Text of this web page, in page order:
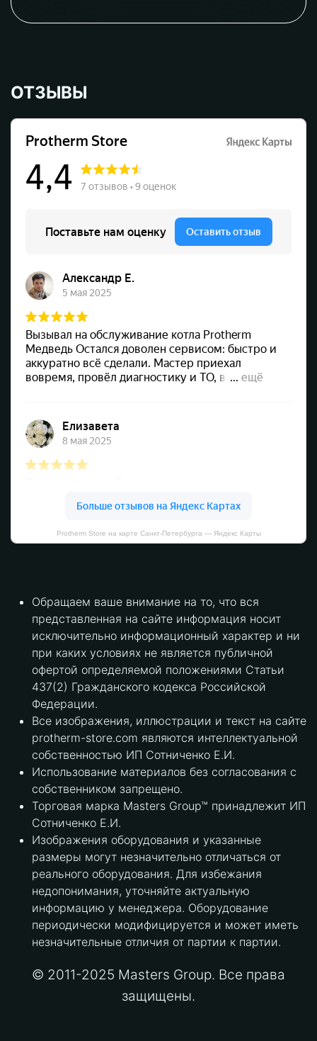
ОТЗЫВЫ
Protherm Store на карте Санкт‑Петербурга — Яндекс Карты
Обращаем ваше внимание на то, что вся
представленная на сайте информация носит
исключительно информационный характер и ни
при каких условиях не является публичной
офертой определяемой положениями Статьи
437(2) Гражданского кодекса Российской
Федерации.
Все изображения, иллюстрации и текст на сайте
protherm-store.com являются интеллектуальной
собственностью ИП Сотниченко Е.И.
Использование материалов без согласования с
собственником запрещено.
Торговая марка Masters Group™ принадлежит ИП
Сотниченко Е.И.
Изображения оборудования и указанные
размеры могут незначительно отличаться от
реального оборудования. Для избежания
недопонимания, уточняйте актуальную
информацию у менеджера. Оборудование
периодически модифицируется и может иметь
незначительные отличия от партии к партии.
© 2011-2025 Masters Group. Все права
защищены.